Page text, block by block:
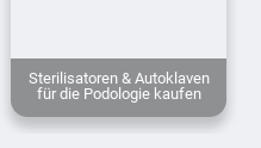
Sterilisatoren & Autoklaven
für die Podologie kaufen